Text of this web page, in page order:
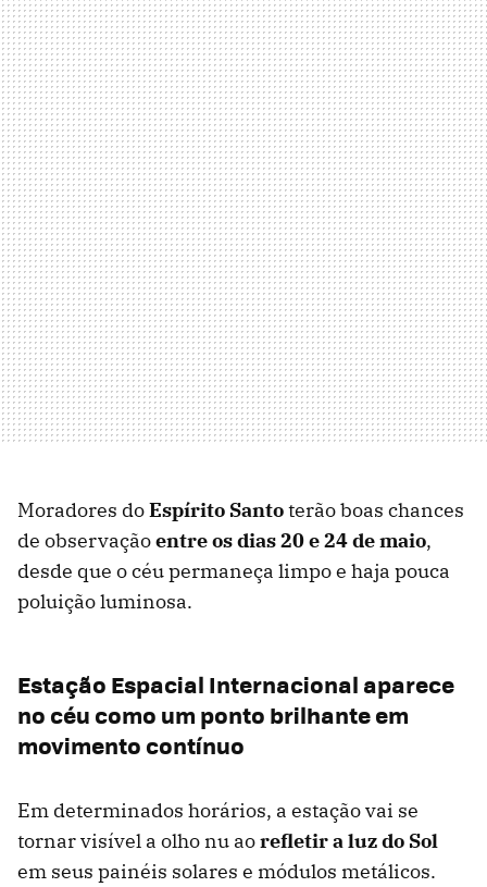
Moradores doEspírito Santoterão boas chances
de observaçãoentre os dias 20 e 24 de maio,
desde que o céu permaneça limpo e haja pouca
poluição luminosa.
Estação Espacial Internacional aparece
no céu como um ponto brilhante em
movimento contínuo
Em determinados horários, a estação vai se
tornar visível a olho nu aorefletir a luz do Sol
em seus painéis solares e módulos metálicos.